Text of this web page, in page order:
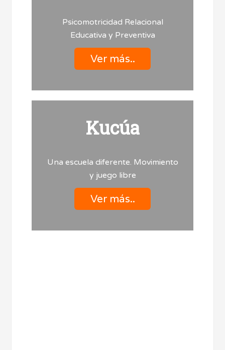
Psicomotricidad Relacional
Educativa y Preventiva
Ver más..
Kucúa
Una escuela diferente. Movimiento
y juego libre
Ver más..